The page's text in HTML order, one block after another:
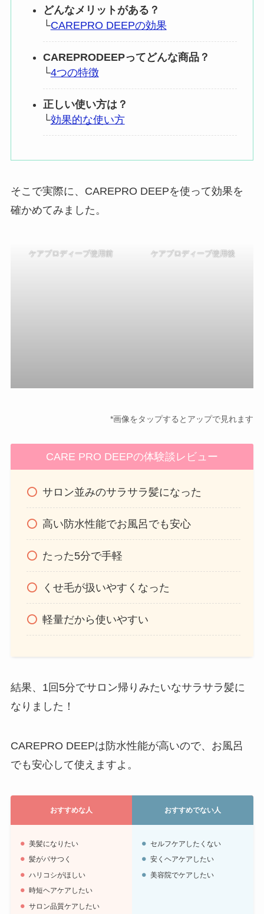
どんなメリットがある？
└CAREPRO DEEPの効果
CAREPRODEEPってどんな商品？
└4つの特徴
正しい使い方は？
└効果的な使い方
そこで実際に、CAREPRO DEEPを使って効果を
確かめてみました。
ケアプロディープ使用前 ケアプロディープ使用後
*画像をタップするとアップで見れます
CARE PRO DEEPの体験談レビュー
サロン並みのサラサラ髪になった
高い防水性能でお風呂でも安心
たった5分で手軽
くせ毛が扱いやすくなった
軽量だから使いやすい
結果、1回5分でサロン帰りみたいなサラサラ髪に
なりました！
CAREPRO DEEPは防水性能が高いので、お風呂
でも安心して使えますよ。
おすすめな人 おすすめでない人
美髪になりたい
髪がパサつく
ハリコシがほしい
時短ヘアケアしたい
サロン品質ケアしたい
セルフケアしたくない
安くヘアケアしたい
美容院でケアしたい